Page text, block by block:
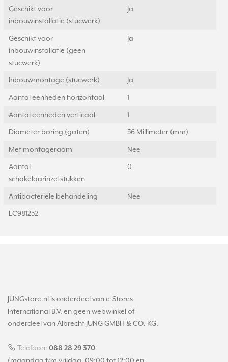
Geschikt voor
inbouwinstallatie (stucwerk)
Ja
Geschikt voor
inbouwinstallatie (geen
stucwerk)
Ja
Inbouwmontage (stucwerk) Ja
Aantal eenheden horizontaal 1
Aantal eenheden verticaal 1
Diameter boring (gaten) 56 Millimeter (mm)
Met montageraam Nee
Aantal
schakelaarinzetstukken
0
Antibacteriële behandeling Nee
LC981252
JUNGstore.nl is onderdeel van e-Stores
International B.V. en geen webwinkel of
onderdeel van Albrecht JUNG GMBH & CO. KG.
Telefoon: 088 28 29 370